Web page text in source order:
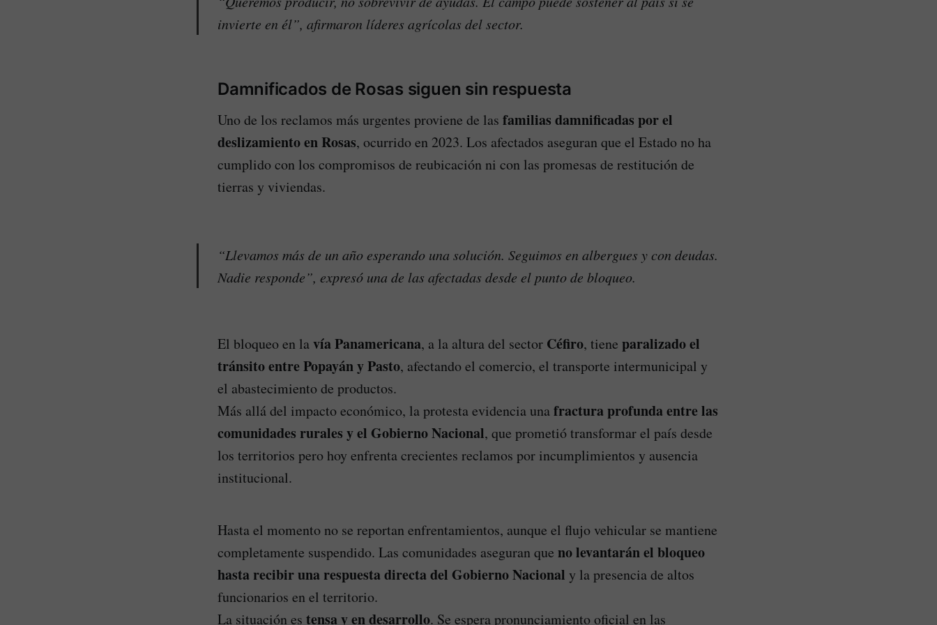
invierte en él”, afirmaron líderes agrícolas del sector.
Damnificados de Rosas siguen sin respuesta
Uno de los reclamos más urgentes proviene de las familias damnificadas por el
deslizamiento en Rosas, ocurrido en 2023. Los afectados aseguran que el Estado no ha
cumplido con los compromisos de reubicación ni con las promesas de restitución de
tierras y viviendas.
“Llevamos más de un año esperando una solución. Seguimos en albergues y con deudas.
Nadie responde”, expresó una de las afectadas desde el punto de bloqueo.
El bloqueo en lavía Panamericana, a la altura del sector Céfiro, tiene paralizado el
tránsito entre Popayán y Pasto, afectando el comercio, el transporte intermunicipal y
el abastecimiento de productos.
Más allá del impacto económico, la protesta evidencia unafractura profunda entre las
comunidades rurales y el Gobierno Nacional, que prometió transformar el país desde
los territorios pero hoy enfrenta crecientes reclamos por incumplimientos y ausencia
institucional.
Hasta el momento no se reportan enfrentamientos, aunque el flujo vehicular se mantiene
completamente suspendido. Las comunidades aseguran que no levantarán el bloqueo
hasta recibir una respuesta directa del Gobierno Nacional y la presencia de altos
funcionarios en el territorio.
La situación es tensa y en desarrollo. Se espera pronunciamiento oficial en las